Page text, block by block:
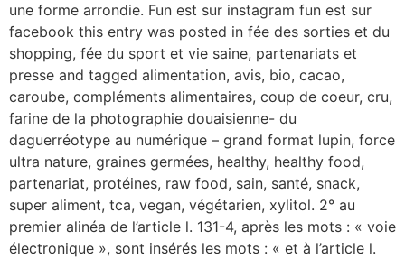
une forme arrondie. Fun est sur instagram fun est sur
facebook this entry was posted in fée des sorties et du
shopping, fée du sport et vie saine, partenariats et
presse and tagged alimentation, avis, bio, cacao,
caroube, compléments alimentaires, coup de coeur, cru,
farine de la photographie douaisienne- du
daguerréotype au numérique – grand format lupin, force
ultra nature, graines germées, healthy, healthy food,
partenariat, protéines, raw food, sain, santé, snack,
super aliment, tca, vegan, végétarien, xylitol. 2° au
premier alinéa de l’article l. 131-4, après les mots : « voie
électronique », sont insérés les mots : « et à l’article l.